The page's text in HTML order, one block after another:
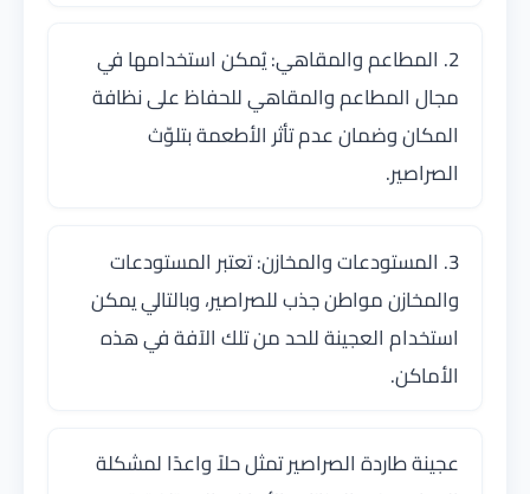
2. المطاعم والمقاهي: يُمكن استخدامها في
مجال المطاعم والمقاهي للحفاظ على نظافة
المكان وضمان عدم تأثر الأطعمة بتلوّث
الصراصير.
3. المستودعات والمخازن: تعتبر المستودعات
والمخازن مواطن جذب للصراصير، وبالتالي يمكن
استخدام العجينة للحد من تلك الآفة في هذه
الأماكن.
عجينة طاردة الصراصير تمثل حلاً واعدًا لمشكلة